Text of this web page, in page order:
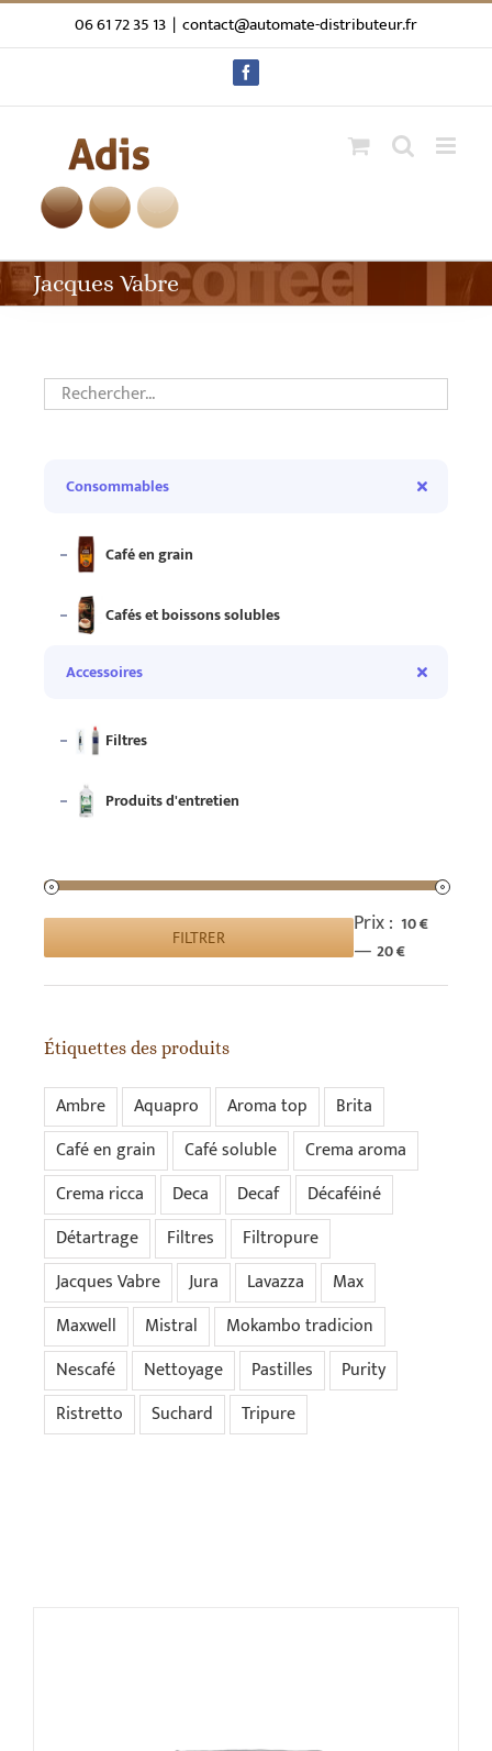
Passer
au
06 61 72 35 13 | contact@automate-distributeur.fr
Facebook
Jacques Vabre
Consommables
Café en grain
Cafés et boissons solubles
Accessoires
Filtres
Produits d'entretien
Prix
min
Prix
max
FILTRER Prix : 10 €
—20 €
Étiquettes des produits
Ambre Aquapro Aroma top
Brita
Café en grain
Café soluble
Crema aroma
Crema ricca
Deca Decaf
Décaféiné
Détartrage
Filtres
Filtropure
Jacques Vabre
Jura Lavazza
Max
Maxwell
Mistral
Mokambo tradicion
Nescafé
Nettoyage Pastilles
Purity
Ristretto
Suchard Tripure